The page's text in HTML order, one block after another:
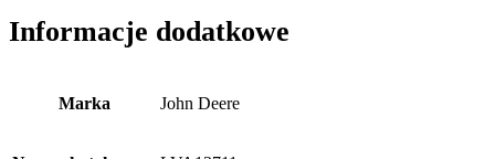
Informacje dodatkowe
Marka John Deere